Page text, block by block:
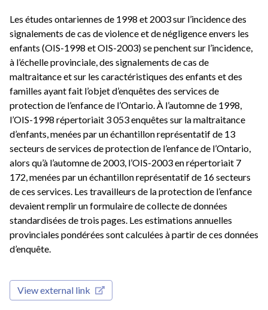
Les études ontariennes de 1998 et 2003 sur l’incidence des
signalements de cas de violence et de négligence envers les
enfants (OIS-1998 et OIS-2003) se penchent sur l’incidence,
à l’échelle provinciale, des signalements de cas de
maltraitance et sur les caractéristiques des enfants et des
familles ayant fait l’objet d’enquêtes des services de
protection de l’enfance de l’Ontario. À l’automne de 1998,
l’OIS-1998 répertoriait 3 053 enquêtes sur la maltraitance
d’enfants, menées par un échantillon représentatif de 13
secteurs de services de protection de l’enfance de l’Ontario,
alors qu’à l’automne de 2003, l’OIS-2003 en répertoriait 7
172, menées par un échantillon représentatif de 16 secteurs
de ces services. Les travailleurs de la protection de l’enfance
devaient remplir un formulaire de collecte de données
standardisées de trois pages. Les estimations annuelles
provinciales pondérées sont calculées à partir de ces données
d’enquête.
View external link